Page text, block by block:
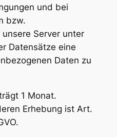
und bei
bzw.
Server unter
Datensätze eine
Daten zu
1 Monat.
Erhebung ist Art.